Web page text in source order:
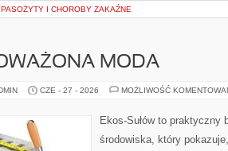
PASOŻYTY I CHOROBY ZAKAŹNE
MODA
CZE - 27 - 2026 MOŻLIWOŚĆ
Ekos-Sułów to praktyczny
środowiska, który